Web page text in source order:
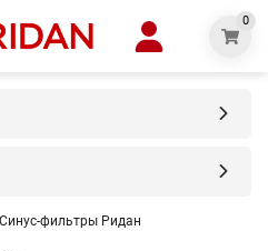
0
Синус-фильтры Ридан